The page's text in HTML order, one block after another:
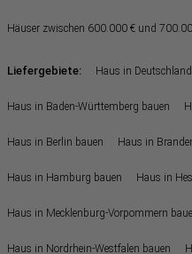
Häuser zwischen 600.000 € und
Liefergebiete: Haus in
Haus in Baden-Württemberg bauen
Haus in Berlin bauen Haus in
Haus in Hamburg bauen Haus in
Haus in Mecklenburg-Vorpommern
Haus in Nordrhein-Westfalen bauen